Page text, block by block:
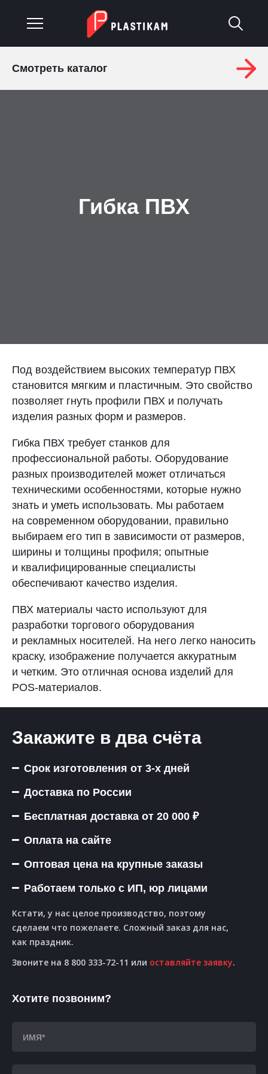
ТОЛЬЯТТИ
sale@plastikam.ru
Смотреть каталог
Гибка ПВХ
Под воздействием высоких температур ПВХ
становится мягким и пластичным. Это свойство
позволяет гнуть профили ПВХ и получать
изделия разных форм и размеров.
Гибка ПВХ требует станков для
профессиональной работы. Оборудование
разных производителей может отличаться
техническими особенностями, которые нужно
знать и уметь использовать. Мы работаем
на современном оборудовании, правильно
выбираем его тип в зависимости от размеров,
ширины и толщины профиля; опытные
и квалифицированные специалисты
обеспечивают качество изделия.
ПВХ материалы часто используют для
разработки торгового оборудования
и рекламных носителей. На него легко наносить
краску, изображение получается аккуратным
и четким. Это отличная основа изделий для
POS-материалов.
Закажите в два счёта
Срок изготовления от 3-х дней
Доставка по России
Бесплатная доставка от 20 000 ₽
Оплата на сайте
Оптовая цена на крупные заказы
Работаем только с ИП, юр лицами
Кстати, у нас целое производство, поэтому
сделаем что пожелаете. Сложный заказ для нас,
как праздник.
Звоните на 8 800 333-72-11 или оставляйте заявку.
Хотите позвоним?